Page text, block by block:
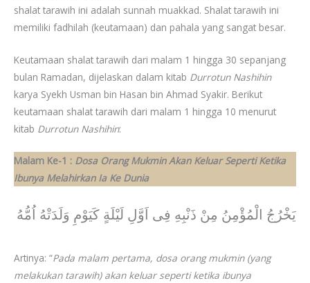
shalat tarawih ini adalah sunnah muakkad. Shalat tarawih ini
memiliki fadhilah (keutamaan) dan pahala yang sangat besar.
Keutamaan shalat tarawih dari malam 1 hingga 30 sepanjang
bulan Ramadan, dijelaskan dalam kitab Durrotun Nashihin
karya Syekh Usman bin Hasan bin Ahmad Syakir. Berikut
keutamaan shalat tarawih dari malam 1 hingga 10 menurut
kitab Durrotun Nashihin:
Malam Ke-1 : Dosa Orang Mukmin Akan Keluar Seperti Ketika
Ibunya Melahirkan Ia Ke Dunia
يَخْرُجُ الْمُؤْمِنُ مِنْ ذَنْبِهِ فِى اَوَّلِ لَيْلَةٍ كَيَوْمِ وَلَدَتْهُ اُمُّهُ
Artinya: “Pada malam pertama, dosa orang mukmin (yang
melakukan tarawih) akan keluar seperti ketika ibunya